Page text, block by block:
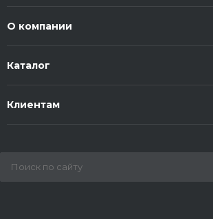
О компании
Каталог
Клиентам